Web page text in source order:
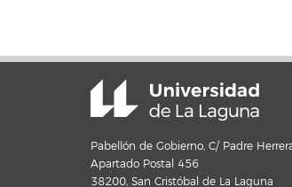
Pabellón de Gobierno, C/ Padre
Apartado Postal 456
38200, San Cristóbal de La Laguna